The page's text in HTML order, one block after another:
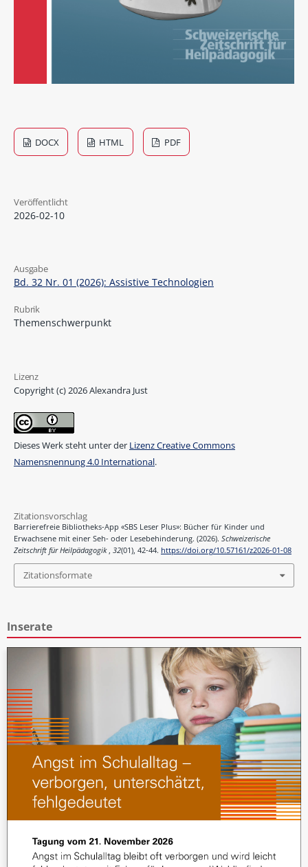
DOCX HTML PDF
Veröffentlicht
2026-02-10
Ausgabe
Bd. 32 Nr. 01 (2026): Assistive Technologien
Rubrik
Themenschwerpunkt
Lizenz
Copyright (c) 2026 Alexandra Just
Dieses Werk steht unter der Lizenz Creative Commons
Namensnennung 4.0 International.
Zitationsvorschlag
Barrierefreie Bibliotheks-App «SBS Leser Plus»: Bücher für Kinder und
Erwachsene mit einer Seh- oder Lesebehinderung. (2026). Schweizerische
Zeitschrift für Heilpädagogik 32(01), 42-44. https://doi.org/10.57161/z2026-01-08
Zitationsformate
Inserate